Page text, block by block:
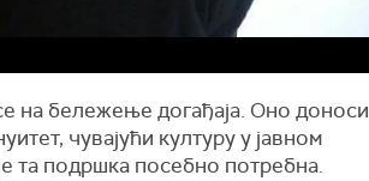
на бележење догађаја. Оно доноси
чувајући културу у јавном
та подршка посебно потребна.